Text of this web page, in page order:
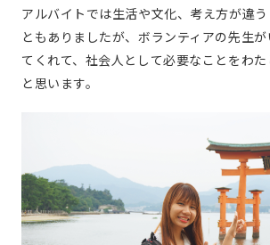
アルバイトでは生活や文化、考え方が違
ともありましたが、ボランティアの先生
てくれて、社会人として必要なことをわ
と思います。